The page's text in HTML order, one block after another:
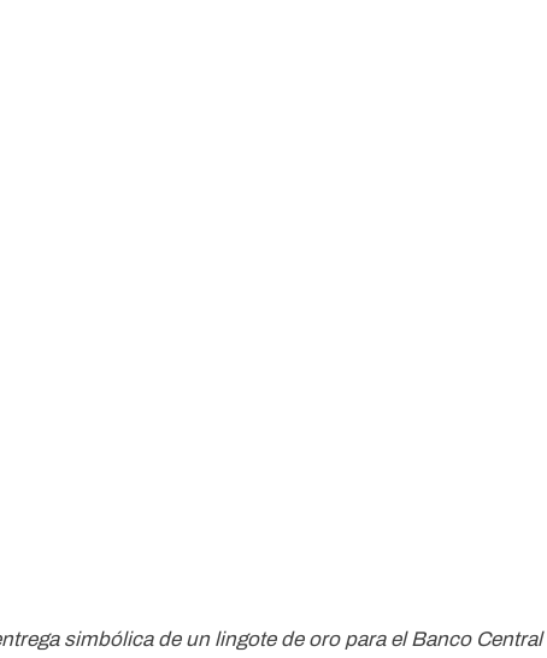
simbólica de un lingote de oro para el Banco